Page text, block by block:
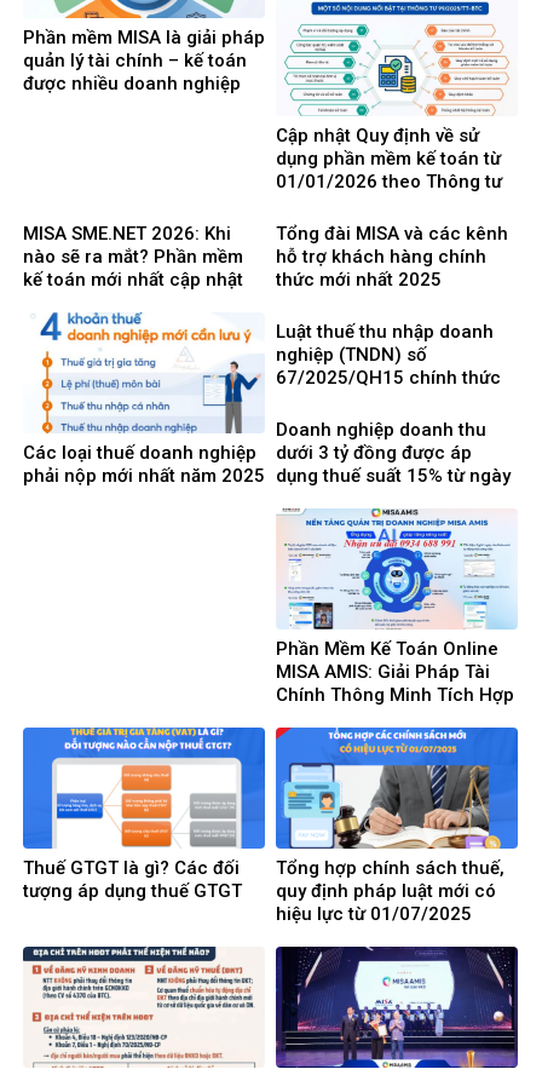
Phần mềm MISA là giải pháp
quản lý tài chính – kế toán
được nhiều doanh nghiệp
Cập nhật Quy định về sử
dụng phần mềm kế toán từ
01/01/2026 theo Thông tư
MISA SME.NET 2026: Khi
nào sẽ ra mắt? Phần mềm
kế toán mới nhất cập nhật
Tổng đài MISA và các kênh
hỗ trợ khách hàng chính
thức mới nhất 2025
Các loại thuế doanh nghiệp
phải nộp mới nhất năm 2025
Luật thuế thu nhập doanh
nghiệp (TNDN) số
67/2025/QH15 chính thức
01/10/2025 và 8 điểm mới
cần lưu ý
Doanh nghiệp doanh thu
dưới 3 tỷ đồng được áp
dụng thuế suất 15% từ ngày
Phần Mềm Kế Toán Online
MISA AMIS: Giải Pháp Tài
Chính Thông Minh Tích Hợp
Thuế GTGT là gì? Các đối
tượng áp dụng thuế GTGT
Tổng hợp chính sách thuế,
quy định pháp luật mới có
hiệu lực từ 01/07/2025